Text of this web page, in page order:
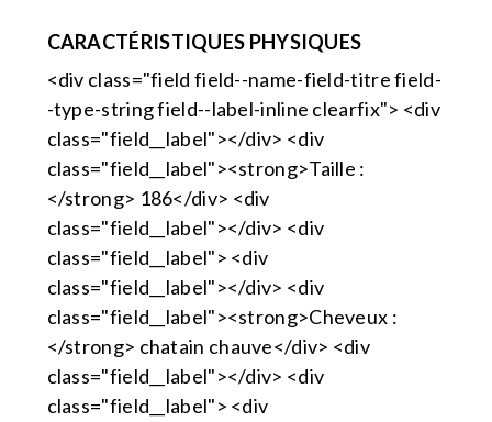
CARACTÉRISTIQUES PHYSIQUES
<div class="field field--name-field-titre field-
-type-string field--label-inline clearfix"> <div
class="field__label"></div> <div
class="field__label"><strong>Taille :
</strong> 186</div> <div
class="field__label"></div> <div
class="field__label"> <div
class="field__label"></div> <div
class="field__label"><strong>Cheveux :
</strong> chatain chauve</div> <div
class="field__label"></div> <div
class="field__label"> <div